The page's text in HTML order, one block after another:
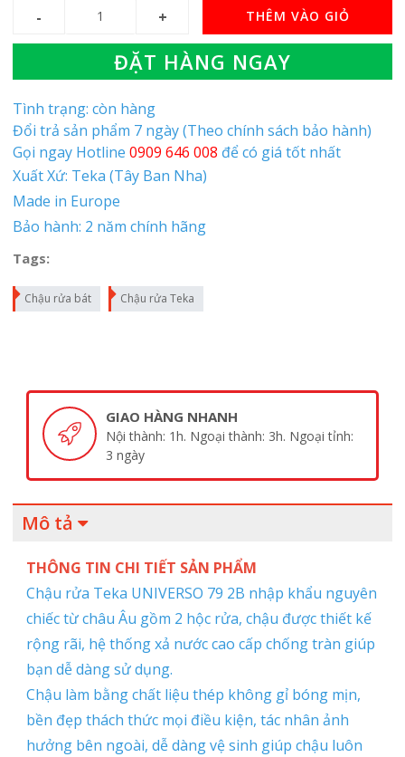
THÊM VÀO GIỎ
ĐẶT HÀNG NGAY
Tình trạng: còn hàng
Đổi trả sản phẩm 7 ngày (Theo chính sách bảo hành)
Gọi ngay Hotline 0909 646 008 để có giá tốt nhất
Xuất Xứ: Teka (Tây Ban Nha)
Made in Europe
Bảo hành: 2 năm chính hãng
Tags:
Chậu rửa bát Chậu rửa Teka
GIAO HÀNG NHANH
Nội thành: 1h. Ngoại thành: 3h. Ngoại tỉnh:
3 ngày
Mô tả
THÔNG TIN CHI TIẾT SẢN PHẨM
Chậu rửa Teka UNIVERSO 79 2B nhập khẩu nguyên
chiếc từ châu Âu gồm 2 hộc rửa, chậu được thiết kế
rộng rãi, hệ thống xả nước cao cấp chống tràn giúp
bạn dễ dàng sử dụng.
Chậu làm bằng chất liệu thép không gỉ bóng mịn,
bền đẹp thách thức mọi điều kiện, tác nhân ảnh
hưởng bên ngoài, dễ dàng vệ sinh giúp chậu luôn